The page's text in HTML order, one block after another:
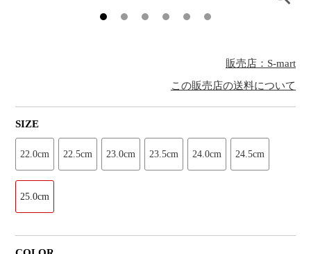
販売店：S-mart
この販売店の送料について
SIZE
22.0cm 22.5cm 23.0cm 23.5cm 24.0cm 24.5cm
25.0cm